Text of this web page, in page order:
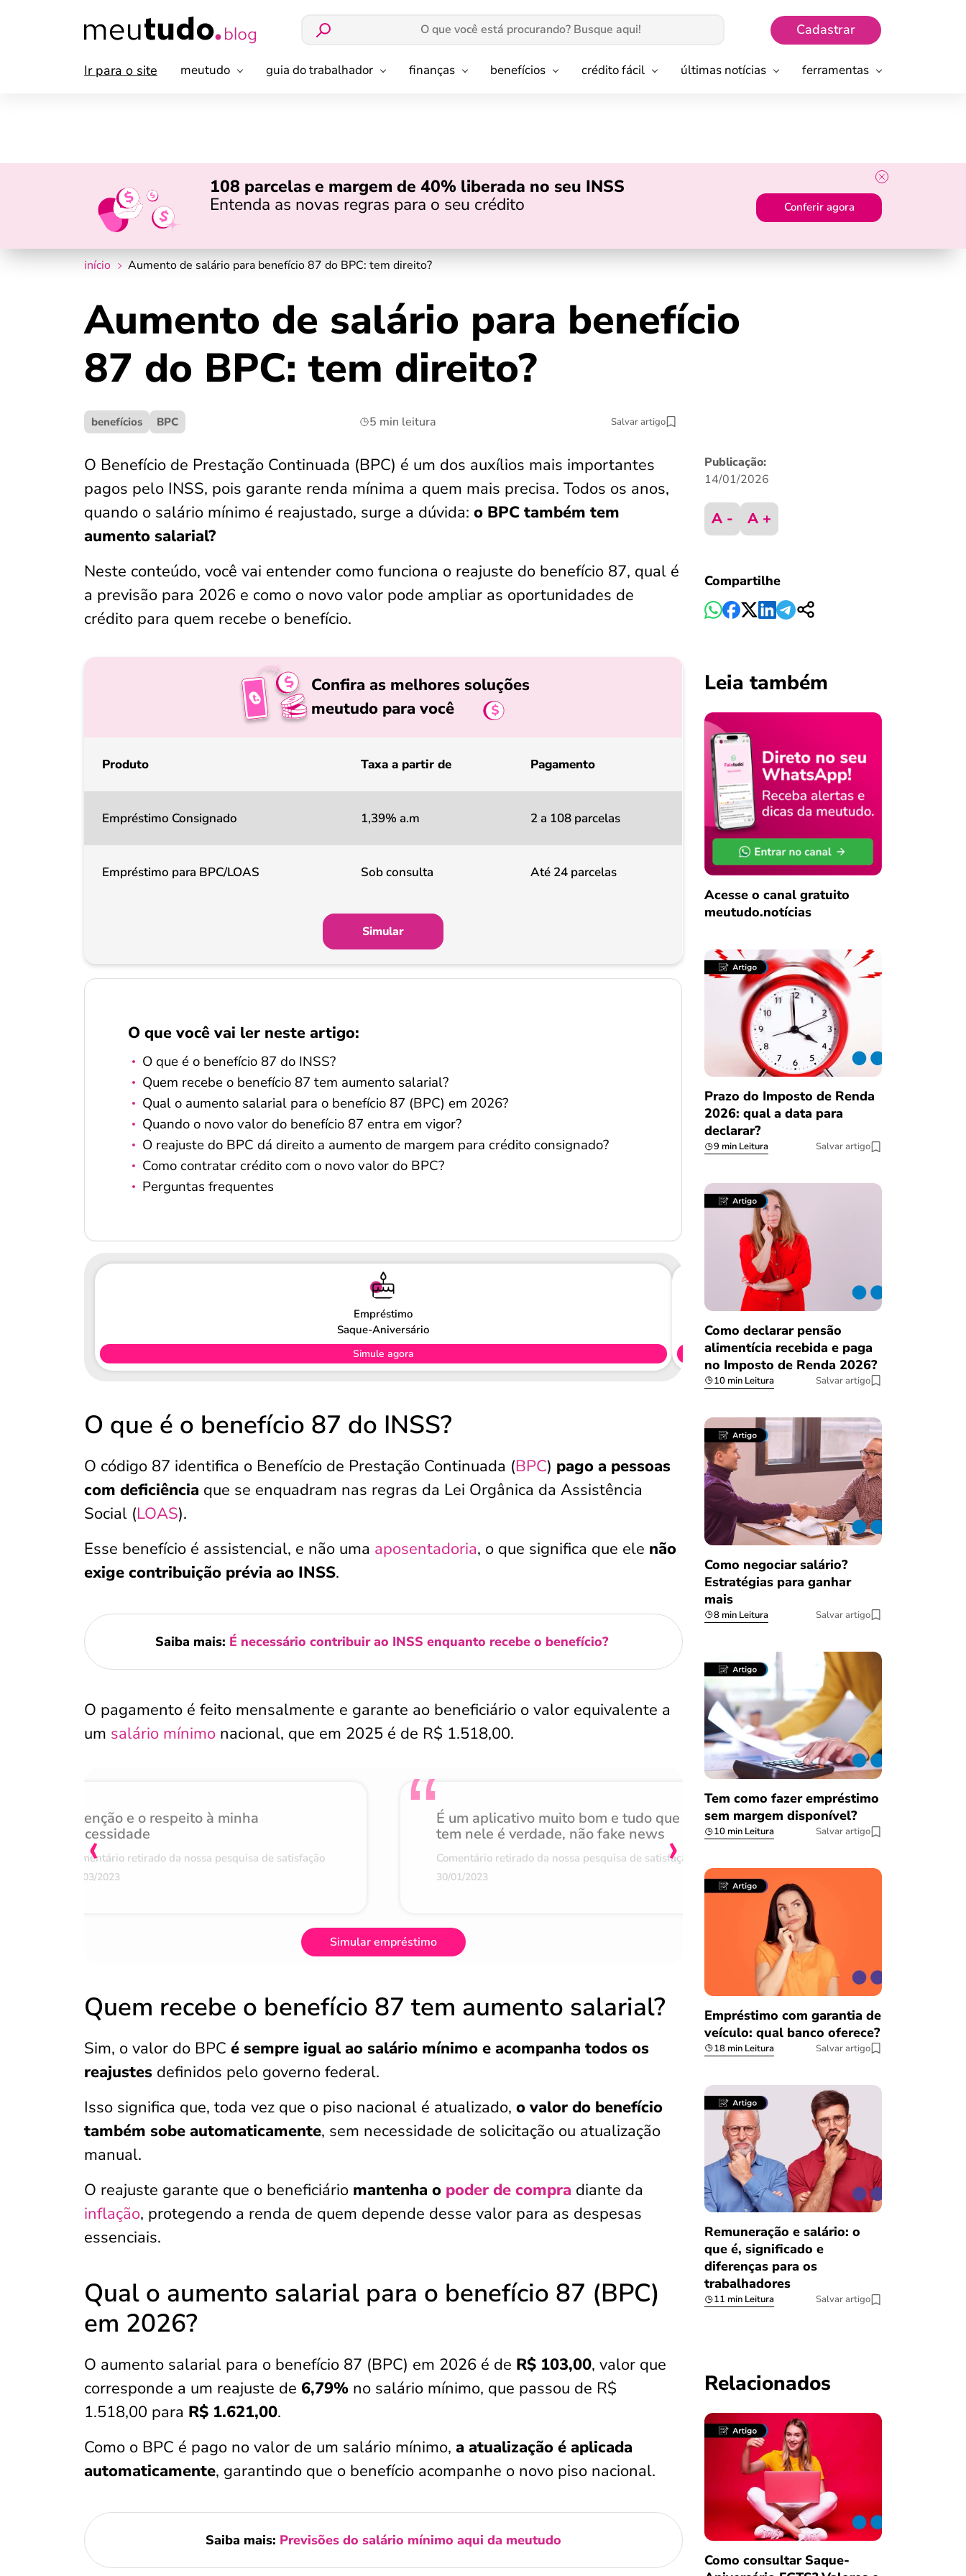
Cadastrar
Ir para o site meutudo guia do trabalhador finanças benefícios crédito fácil últimas notícias ferramentas
108 parcelas e margem de 40% liberada no seu INSS
Entenda as novas regras para o seu crédito
Conferir agora
início Aumento de salário para benefício 87 do BPC: tem direito?
Aumento de salário para benefício
87 do BPC: tem direito?
benefícios BPC 5 min leitura Salvar artigo
O Benefício de Prestação Continuada (BPC) é um dos auxílios mais importantes
pagos pelo INSS, pois garante renda mínima a quem mais precisa. Todos os anos,
quando o salário mínimo é reajustado, surge a dúvida: o BPC também tem
aumento salarial?
Neste conteúdo, você vai entender como funciona o reajuste do benefício 87, qual é
a previsão para 2026 e como o novo valor pode ampliar as oportunidades de
crédito para quem recebe o benefício.
Confira as melhores soluções
meutudo para você
Produto Taxa a partir de Pagamento
Empréstimo Consignado 1,39% a.m 2 a 108 parcelas
Empréstimo para BPC/LOAS Sob consulta Até 24 parcelas
Simular
O que você vai ler neste artigo:
O que é o benefício 87 do INSS?
Quem recebe o benefício 87 tem aumento salarial?
Qual o aumento salarial para o benefício 87 (BPC) em 2026?
Quando o novo valor do benefício 87 entra em vigor?
O reajuste do BPC dá direito a aumento de margem para crédito consignado?
Como contratar crédito com o novo valor do BPC?
Perguntas frequentes
Empréstimo
Saque-Aniversário
Simule agora
O que é o benefício 87 do INSS?
O código 87 identifica o Benefício de Prestação Continuada (BPC) pago a pessoas
com deficiência que se enquadram nas regras da Lei Orgânica da Assistência
Social (LOAS).
Esse benefício é assistencial, e não uma aposentadoria, o que significa que ele não
exige contribuição prévia ao INSS.
Saiba mais: É necessário contribuir ao INSS enquanto recebe o benefício?
O pagamento é feito mensalmente e garante ao beneficiário o valor equivalente a
um salário mínimo nacional, que em 2025 é de R$ 1.518,00.
Atenção e o respeito à minha
necessidade
Comentário retirado da nossa pesquisa de satisfação
07/03/2023
É um aplicativo muito bom e tudo que
tem nele é verdade, não fake news
Comentário retirado da nossa pesquisa de satisfação
30/01/2023
Achei muito rápido,
burocracia
‹ ›
Simular empréstimo
Quem recebe o benefício 87 tem aumento salarial?
Sim, o valor do BPC é sempre igual ao salário mínimo e acompanha todos os
reajustes definidos pelo governo federal.
Isso significa que, toda vez que o piso nacional é atualizado, o valor do benefício
também sobe automaticamente, sem necessidade de solicitação ou atualização
manual.
O reajuste garante que o beneficiário mantenha o poder de compra diante da
inflação, protegendo a renda de quem depende desse valor para as despesas
essenciais.
Qual o aumento salarial para o benefício 87 (BPC)
em 2026?
O aumento salarial para o benefício 87 (BPC) em 2026 é de R$ 103,00, valor que
corresponde a um reajuste de 6,79% no salário mínimo, que passou de R$
1.518,00 para R$ 1.621,00.
Como o BPC é pago no valor de um salário mínimo, a atualização é aplicada
automaticamente, garantindo que o benefício acompanhe o novo piso nacional.
Saiba mais: Previsões do salário mínimo aqui da meutudo
Salvar Ferramenta
Publicação:
14/01/2026
A - A +
Compartilhe
Leia também
Acesse o canal gratuito
meutudo.notícias
Prazo do Imposto de Renda
2026: qual a data para
declarar?
9 min Leitura Salvar artigo
Como declarar pensão
alimentícia recebida e paga
no Imposto de Renda 2026?
10 min Leitura Salvar artigo
Como negociar salário?
Estratégias para ganhar
mais
8 min Leitura Salvar artigo
Tem como fazer empréstimo
sem margem disponível?
10 min Leitura Salvar artigo
Empréstimo com garantia de
veículo: qual banco oferece?
18 min Leitura Salvar artigo
Remuneração e salário: o
que é, significado e
diferenças para os
trabalhadores
11 min Leitura Salvar artigo
Relacionados
Como consultar Saque-